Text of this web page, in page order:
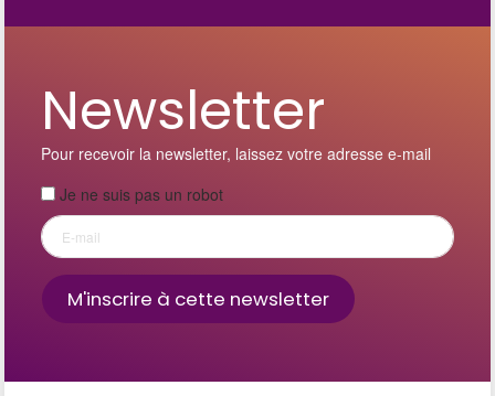
Newsletter
Pour recevoir la newsletter, laissez votre adresse e-mail
Je ne suis pas un robot